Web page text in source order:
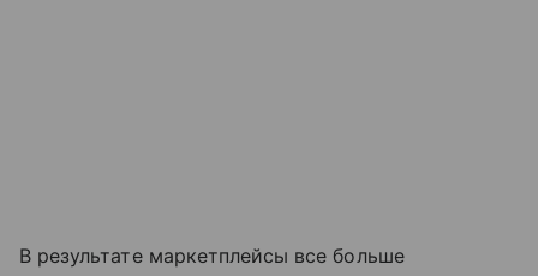
В результате маркетплейсы все больше